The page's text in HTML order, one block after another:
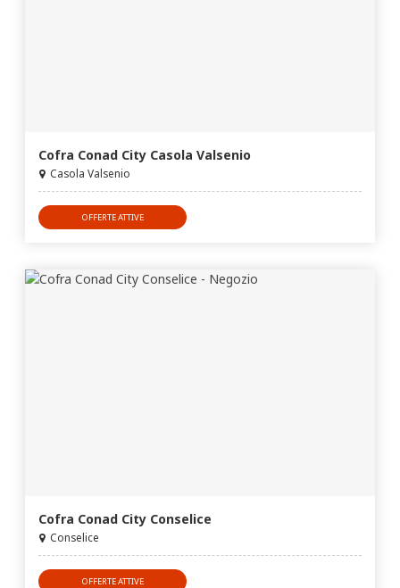
Cofra Conad City Casola Valsenio
Casola Valsenio
OFFERTE ATTIVE
Cofra Conad City Conselice
Conselice
OFFERTE ATTIVE